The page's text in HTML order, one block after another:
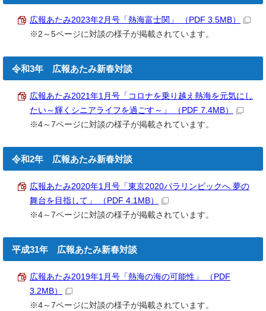
広報あたみ2023年2月号「熱海富士関」 （PDF 3.5MB）
※2～5ページに対談の様子が掲載されています。
令和3年 広報あたみ新春対談
広報あたみ2021年1月号「コロナを乗り越え熱海を元気にし
たい～輝くシニアライフを過ごす～」 （PDF 7.4MB）
※4～7ページに対談の様子が掲載されています。
令和2年 広報あたみ新春対談
広報あたみ2020年1月号「東京2020パラリンピックへ 夢の
舞台を目指して」 （PDF 4.1MB）
※4～7ページに対談の様子が掲載されています。
平成31年 広報あたみ新春対談
広報あたみ2019年1月号「熱海の海の可能性」 （PDF
3.2MB）
※4～7ページに対談の様子が掲載されています。